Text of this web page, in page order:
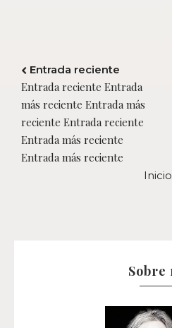
Entrada reciente
Entrada reciente Entrada
más reciente Entrada más
reciente Entrada reciente
Entrada más reciente
Entrada más reciente
Inicio
Sobre